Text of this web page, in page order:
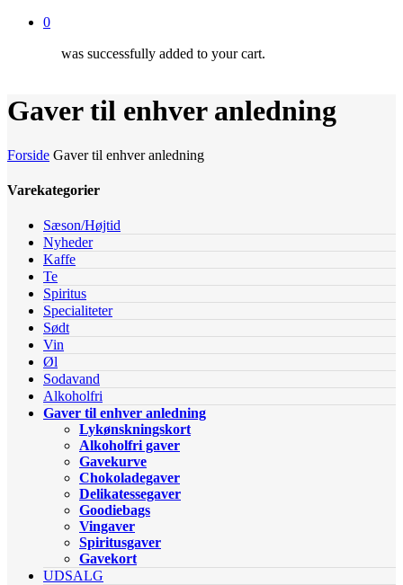
0
was successfully added to your cart.
Gaver til enhver anledning
Forside Gaver til enhver anledning
Varekategorier
Sæson/Højtid
Nyheder
Kaffe
Te
Spiritus
Specialiteter
Sødt
Vin
Øl
Sodavand
Alkoholfri
Gaver til enhver anledning
Lykønskningskort
Alkoholfri gaver
Gavekurve
Chokoladegaver
Delikatessegaver
Goodiebags
Vingaver
Spiritusgaver
Gavekort
UDSALG